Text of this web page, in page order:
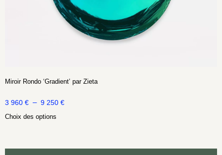
Miroir Rondo ‘Gradient’ par Zieta
3 960 € – 9 250 €
Choix des options